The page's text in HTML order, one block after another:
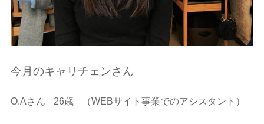
今月のキャリチェンさん
O.Aさん 26歳 （WEBサイト事業でのアシスタント）